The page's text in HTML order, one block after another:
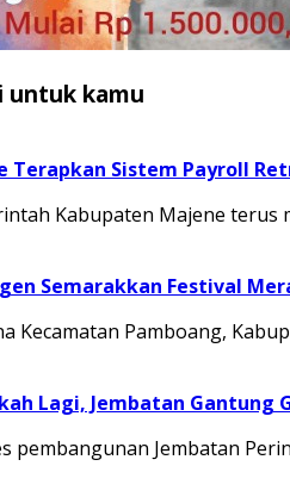
untuk kamu
Terapkan Sistem Payroll
Kabupaten Majene
Semarakkan Festival
Kecamatan Pamboang,
Lagi, Jembatan Gantung
pembangunan Jembatan